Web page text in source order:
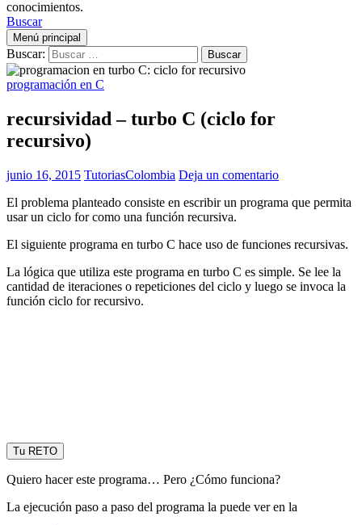
conocimientos.
Buscar
Menú principal
Buscar:
programación en C
recursividad – turbo C (ciclo for
recursivo)
junio 16, 2015 TutoriasColombia Deja un comentario
El problema planteado consiste en escribir un programa que permita
usar un ciclo for como una función recursiva.
El siguiente programa en turbo C hace uso de funciones recursivas.
La lógica que utiliza este programa en turbo C es simple. Se lee la
cantidad de iteraciones o repeticiones del ciclo y luego se invoca la
función ciclo for recursivo.
Tu RETO
Quiero hacer este programa… Pero ¿Cómo funciona?
La ejecución paso a paso del programa la puede ver en la